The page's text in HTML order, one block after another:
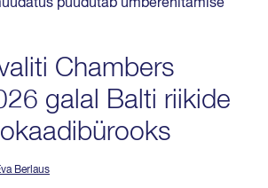
puudutab ümberehitamise
Chambers
galal Balti riikide
Berlaus